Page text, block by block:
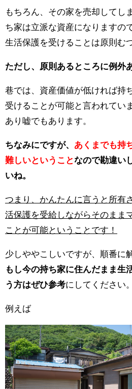
もちろん、その家を売却してし
ち家は立派な資産になりますの
生活保護を受けることは原則む
ただし、原則あるところに例外
巷では、資産価値が低ければ持
受けることが可能と言われてい
あり嘘でもあります。
ちなみにですが、 あくまでも持
難しいということなので勘違い
いね。
つまり、かんたんに言うと所有
活保護を受給しながらそのまま
ことが可能ということです！
少しややこしいですが、順番に
もし今の持ち家に住んだまま生
う方はぜひ参考にしてください。
例えば